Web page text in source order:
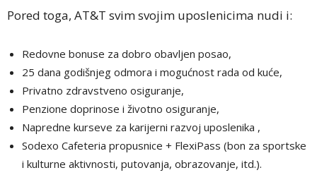
Pored toga, AT&T svim svojim uposlenicima nudi i:
Redovne bonuse za dobro obavljen posao,
25 dana godišnjeg odmora i mogućnost rada od kuće,
Privatno zdravstveno osiguranje,
Penzione doprinose i životno osiguranje,
Napredne kurseve za karijerni razvoj uposlenika ,
Sodexo Cafeteria propusnice + FlexiPass (bon za sportske
i kulturne aktivnosti, putovanja, obrazovanje, itd.).